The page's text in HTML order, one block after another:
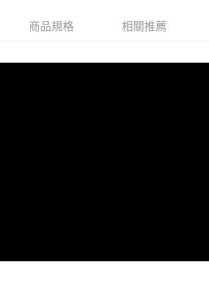
商品規格 相關推薦